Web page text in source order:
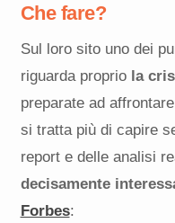
Che fare?
Sul loro sito uno dei
riguarda propriola
preparate ad
si tratta più di capire
report e delle analisi
decisamente
Forbes: